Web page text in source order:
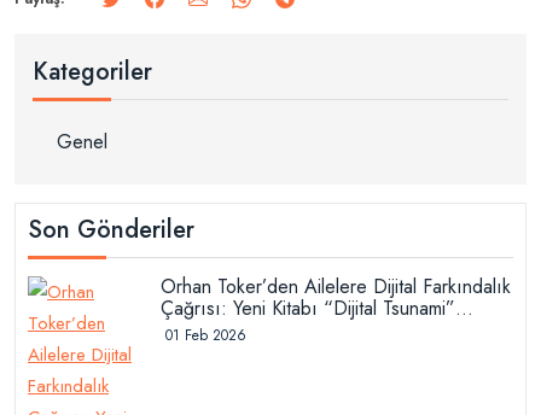
Kategoriler
Genel
Son Gönderiler
Orhan Toker’den Ailelere Dijital Farkındalık
Çağrısı: Yeni Kitabı “Dijital Tsunami”
Raflarda
01 Feb 2026